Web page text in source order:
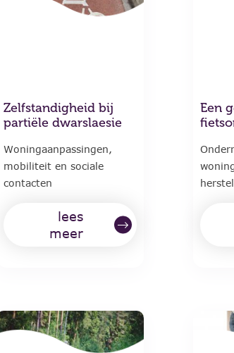
Zelfstandigheid bij
partiële dwarslaesie
Woningaanpassingen,
mobiliteit en sociale
contacten
lees
meer
Een
herstel